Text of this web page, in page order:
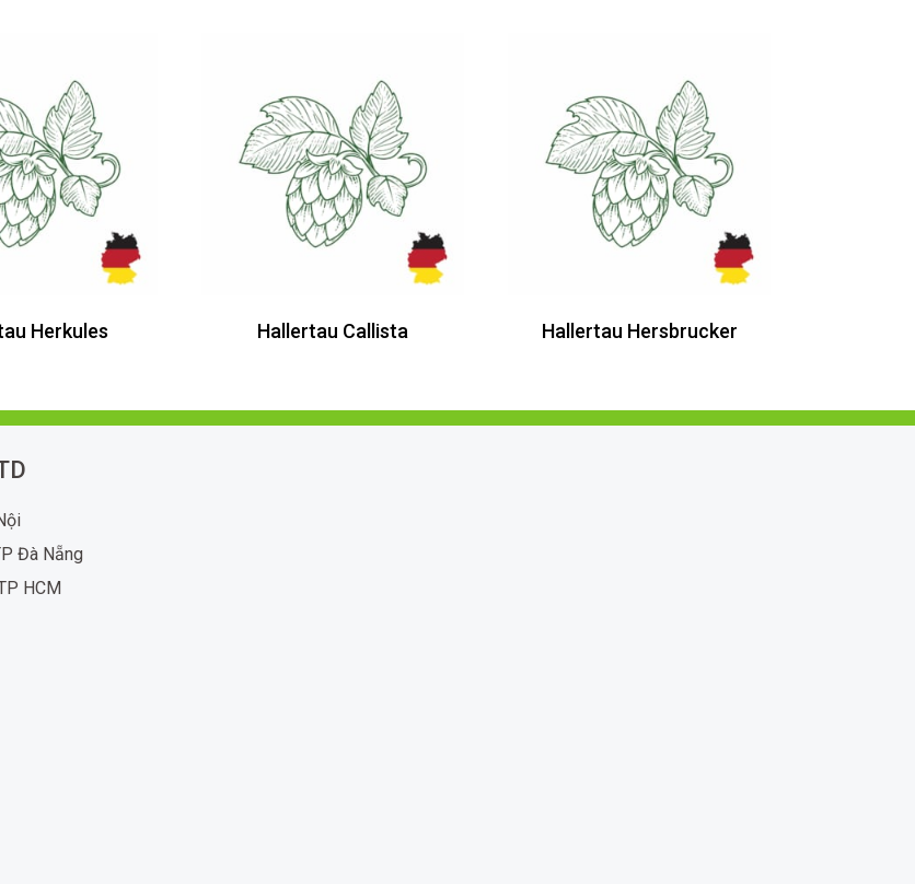
Herkules Hallertau Callista Hallertau Hersbrucker
Đà Nẵng
HCM